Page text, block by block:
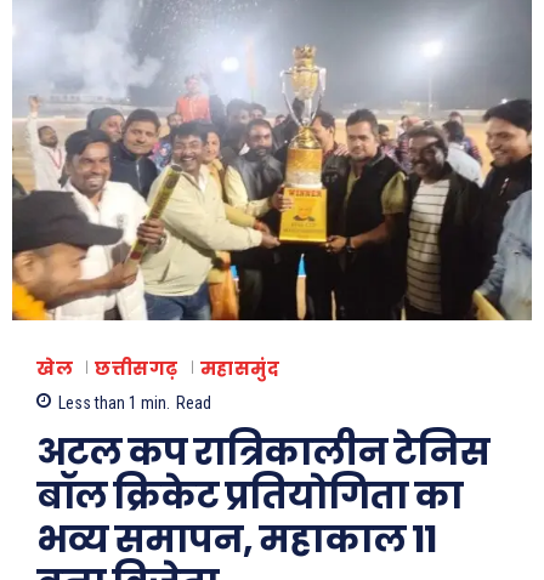
खेल छत्तीसगढ़ महासमुंद
Less than 1 min. Read
अटल कप रात्रिकालीन टेनिस
बॉल क्रिकेट प्रतियोगिता का
भव्य समापन, महाकाल 11